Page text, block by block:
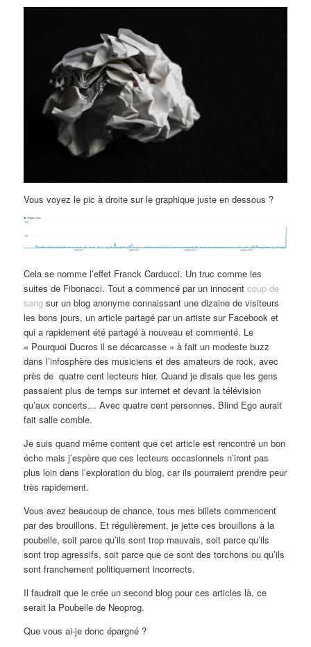
Vous voyez le pic à droite sur le graphique juste en dessous ?
Cela se nomme l’effet Franck Carducci. Un truc comme les
suites de Fibonacci. Tout a commencé par un innocentcoup de
sang sur un blog anonyme connaissant une dizaine de visiteurs
les bons jours, un article partagé par un artiste sur Facebook et
qui a rapidement été partagé à nouveau et commenté. Le
« Pourquoi Ducros il se décarcasse » à fait un modeste buzz
dans l’infosphère des musiciens et des amateurs de rock, avec
près de quatre cent lecteurs hier. Quand je disais que les gens
passaient plus de temps sur internet et devant la télévision
qu’aux concerts… Avec quatre cent personnes, Blind Ego aurait
fait salle comble.
Je suis quand même content que cet article est rencontré un bon
écho mais j’espère que ces lecteurs occasionnels n’iront pas
plus loin dans l’exploration du blog, car ils pourraient prendre peur
très rapidement.
Vous avez beaucoup de chance, tous mes billets commencent
par des brouillons. Et régulièrement, je jette ces brouillons à la
poubelle, soit parce qu’ils sont trop mauvais, soit parce qu’ils
sont trop agressifs, soit parce que ce sont des torchons ou qu’ils
sont franchement politiquement incorrects.
Il faudrait que le crée un second blog pour ces articles là, ce
serait la Poubelle de Neoprog.
Que vous ai-je donc épargné ?